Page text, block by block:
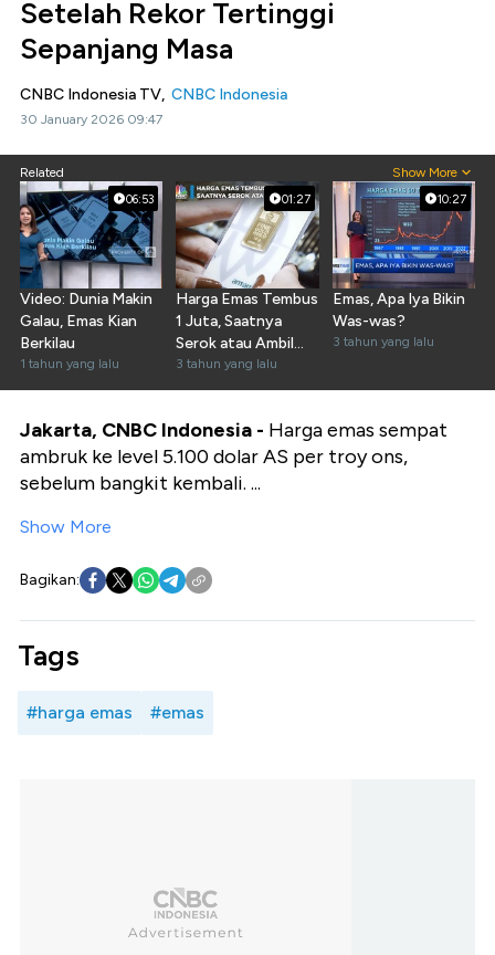
Setelah Rekor Tertinggi
Sepanjang Masa
CNBC Indonesia TV, CNBC Indonesia
30 January 2026 09:47
Related Show More
06:53
Video: Dunia Makin
Galau, Emas Kian
Berkilau
1 tahun yang lalu
01:27
Harga Emas Tembus
1 Juta, Saatnya
Serok atau Ambil
Cuan?
3 tahun yang lalu
10:27
Emas, Apa Iya Bikin
Was-was?
3 tahun yang lalu
Jakarta, CNBC Indonesia - Harga emas sempat
ambruk ke level 5.100 dolar AS per troy ons,
sebelum bangkit kembali. ...
Show More
Bagikan:
Tags
#harga emas #emas